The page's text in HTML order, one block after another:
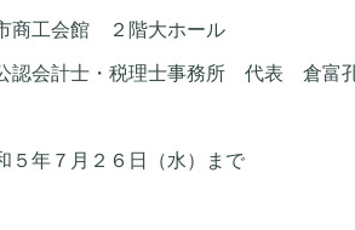
商工会館 ２階大ホール
認会計士・税理士事務所 代表 倉富
５年７月２６日（水）まで